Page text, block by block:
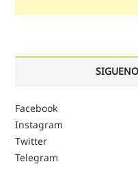
Facebook
Instagram
Twitter
Telegram